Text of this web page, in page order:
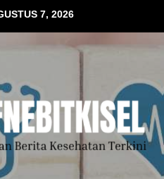
7, 2026